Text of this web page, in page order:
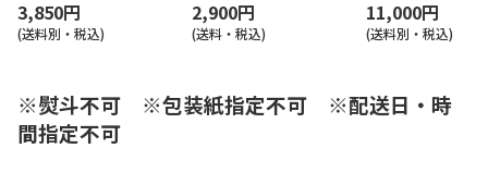
3,850円
(送料別・税込)
2,900円
(送料・税込)
11,000円
(送料別・税込)
※熨斗不可 ※包装紙指定不可 ※配送日・時
間指定不可